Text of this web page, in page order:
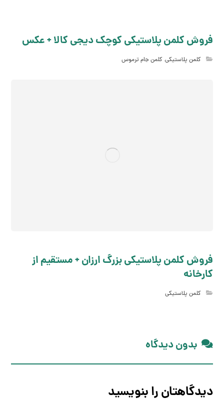
فروش کلمن پلاستیکی کوچک دیجی کالا + عکس
کلمن پلاستیکی,کلمن جام ترموس
فروش کلمن پلاستیکی بزرگ ارزان + مستقیم از
کارخانه
کلمن پلاستیکی
بدون دیدگاه
دیدگاهتان را بنویسید